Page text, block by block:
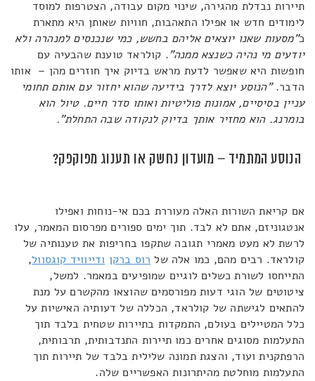
תיירות נבדלת מהגירה, שינוי מקום עבודה, הצטרפות למוסד
לימודים חדש או אפילו התאהבות, חוויות שאותן היא מתארת
כ"מסעות שאנו יוצאים אליהם בחשש, כמי שנכנסים למנהרה ולא
יודעים מי נהיה כשנצא ממנה". קולראד טוענת שהבעיה עם
חופשות היא שאפשר לדעת מראש בדיוק איך חוזרים מהן – אותו
הדבר."הנוסע יוצא לדרך בידיעה שהוא יחזור עם אותם תחומי
עניין בסיסיים, אמונות פוליטיות ואותו סדר חיים. טיול הוא
בומרנג. הוא מחזיר אותך בדיוק לנקודה שבה התחלת".
הנוסע המתמיד – מועדון נחשק או תענוג מפוקפק?
אם קריאת השורות האלה מעוררת בכם אי-נוחות ואפילו
אנטגוניזם, אתם לא לבד. תוך ימים ספורים מפרסום המאמר, עלו
לרשת לא מעט מאמרי תגובה שתקפו בחריפות את טענותיה של
קולראד. רבים מהם, כמו אלה של רוס ברקן ודייוויד קוגסוול,
התייחסו לשורת כשלים לוגיים שמופיעים במאמר. למשל,
ציטוטים של הוגי דעות מפורסמים שהוצאו מהקשרם על מנת
להתאים לגישתה של קולראד, הכללה של דעותיה האישיות על
כלל המטיילים בעולם, התמקדות בתיירות שטחית בלבד תוך
התעלמות מסוגים אחרים כמו תיירות התנדבותית, תרבותית,
הרפתקנית ועוד, והצגת תמונה שלילית בלבד של תיירות תוך
התעלמות מוחלטת מהיתרונות האפשריים שלה.